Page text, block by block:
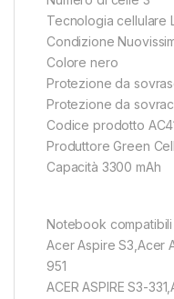
Tecnologia cellulare
Condizione
Colore nero
Protezione da
Protezione da
Codice prodotto
Produttore Green Cell
Capacità 3300 mAh
Notebook compatibili
Acer Aspire S3,Acer
951
ACER ASPIRE S3-